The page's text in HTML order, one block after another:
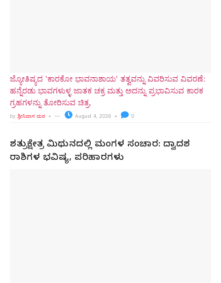
ಜ್ಯೋತಿಷ್ಯದ 'ಕಾರಕೋ ಭಾವನಾಶಾಯ' ತತ್ವವನ್ನು ವಿವರಿಸುವ ವಿವರಣೆ:
ಹನ್ನೆರಡು ಭಾವಗಳುಳ್ಳ ಜಾತಕ ಚಕ್ರ ಮತ್ತು ಅದನ್ನು ಪ್ರಭಾವಿಸುವ ಕಾರಕ
ಗ್ರಹಗಳನ್ನು ತೋರಿಸುವ ಚಿತ್ರ.
by ಶ್ರೀನಿವಾಸ ಮಠ August 4, 2026 0
ಶತ್ರುಕ್ಷೇತ್ರ ಮಿಥುನದಲ್ಲಿ ಮಂಗಳ ಸಂಚಾರ: ದ್ವಾದಶ
ರಾಶಿಗಳ ಭವಿಷ್ಯ, ಪರಿಹಾರಗಳು